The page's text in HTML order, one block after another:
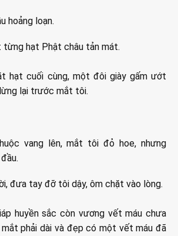
hoảng loạn.
từng hạt Phật châu tản mát.
hạt cuối cùng, một đôi giày gấm ướt
lại trước mắt tôi.
vang lên, mắt tôi đỏ hoe, nhưng
đưa tay đỡ tôi dậy, ôm chặt vào lòng.
huyền sắc còn vương vết máu chưa
mắt phải dài và đẹp có một vết máu đã